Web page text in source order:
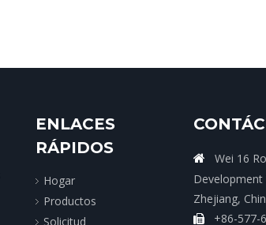
ENLACES
RÁPIDOS
Hogar
Productos
Solicitud
 Wei 16
Development
Zhejiang,
 +86-577-